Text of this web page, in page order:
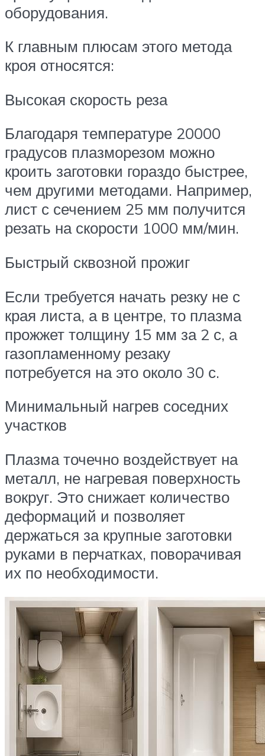
оборудования.
К главным плюсам этого метода
кроя относятся:
Высокая скорость реза
Благодаря температуре 20000
градусов плазморезом можно
кроить заготовки гораздо быстрее,
чем другими методами. Например,
лист с сечением 25 мм получится
резать на скорости 1000 мм/мин.
Быстрый сквозной прожиг
Если требуется начать резку не с
края листа, а в центре, то плазма
прожжет толщину 15 мм за 2 с, а
газопламенному резаку
потребуется на это около 30 с.
Минимальный нагрев соседних
участков
Плазма точечно воздействует на
металл, не нагревая поверхность
вокруг. Это снижает количество
деформаций и позволяет
держаться за крупные заготовки
руками в перчатках, поворачивая
их по необходимости.